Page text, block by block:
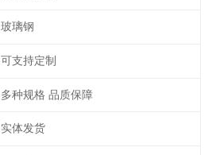
玻璃钢
可支持定制
多种规格 品质保障
实体发货